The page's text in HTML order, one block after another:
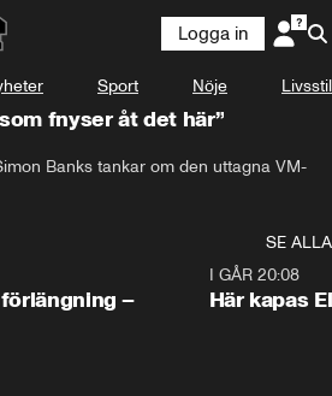
Logga in
Sport Nöje Livsstil
fnyser åt det här”
Banks tankar om den uttagna VM-
SE ALLA
–
I GÅR 20:08
Här kapas